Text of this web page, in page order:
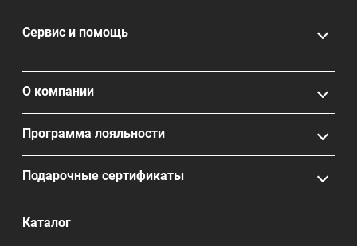
Сервис и помощь
О компании
Программа лояльности
Подарочные сертификаты
Каталог